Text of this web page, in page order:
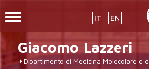
contenuto
principale
IT EN
Toggle
Giacomo Lazzeri
Dipartimento di Medicina Molecolare e